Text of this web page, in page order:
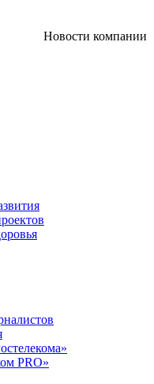
Новости компании
PRO»